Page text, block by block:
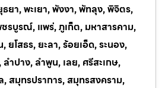
ยา, พะเยา, พังงา, พัทลุง, พิจิตร,
รบูรณ์, แพร่, ภูเก็ต, มหาสารคาม,
โสธร, ยะลา, ร้อยเอ็ด, ระนอง,
ำปาง, ลำพูน, เลย, ศรีสะเกษ,
สมุทรปราการ, สมุทรสงคราม,